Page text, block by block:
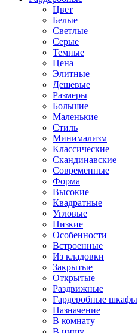
Цвет
Белые
Светлые
Серые
Темные
Цена
Элитные
Дешевые
Размеры
Большие
Маленькие
Стиль
Минимализм
Классические
Скандинавские
Современные
Форма
Высокие
Квадратные
Угловые
Низкие
Особенности
Встроенные
Из кладовки
Закрытые
Открытые
Раздвижные
Гардеробные шкафы
Назначение
В комнату